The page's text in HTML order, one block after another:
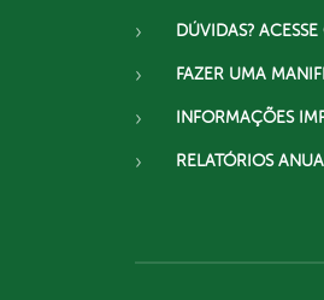
DÚVIDAS?
FAZER UMA
INFORMAÇÕES
RELATÓRIOS